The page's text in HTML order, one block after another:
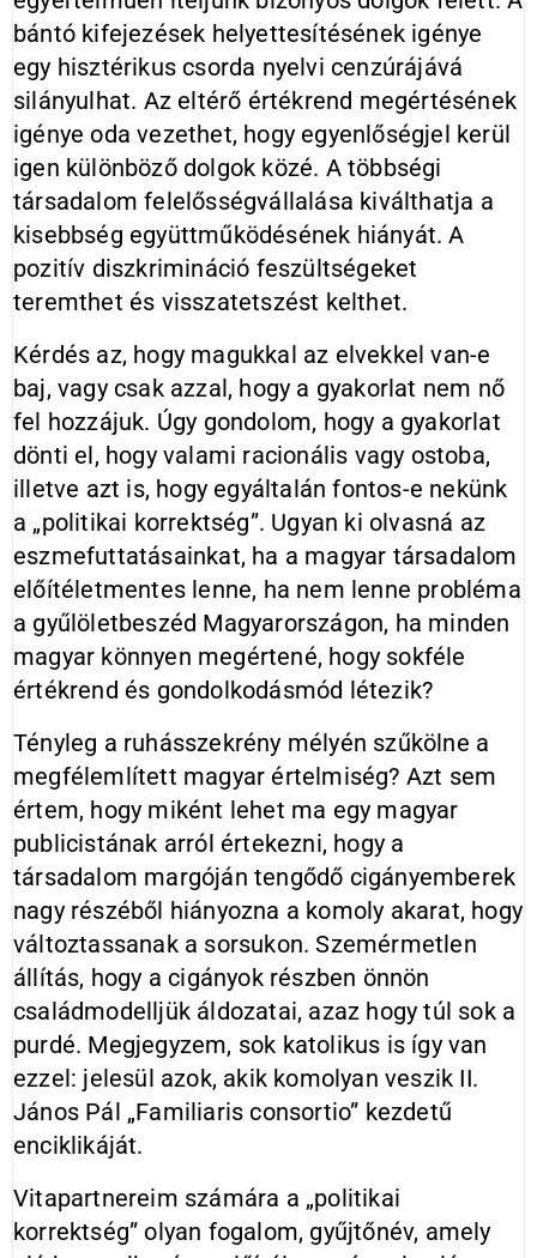
bántó kifejezések helyettesítésének igénye
egy hisztérikus csorda nyelvi cenzúrájává
silányulhat. Az eltérő értékrend megértésének
igénye oda vezethet, hogy egyenlőségjel kerül
igen különböző dolgok közé. A többségi
társadalom felelősségvállalása kiválthatja a
kisebbség együttműködésének hiányát. A
pozitív diszkrimináció feszültségeket
teremthet és visszatetszést kelthet.
Kérdés az, hogy magukkal az elvekkel van-e
baj, vagy csak azzal, hogy a gyakorlat nem nő
fel hozzájuk. Úgy gondolom, hogy a gyakorlat
dönti el, hogy valami racionális vagy ostoba,
illetve azt is, hogy egyáltalán fontos-e nekünk
a „politikai korrektség”. Ugyan ki olvasná az
eszmefuttatásainkat, ha a magyar társadalom
előítéletmentes lenne, ha nem lenne probléma
a gyűlöletbeszéd Magyarországon, ha minden
magyar könnyen megértené, hogy sokféle
értékrend és gondolkodásmód létezik?
Tényleg a ruhásszekrény mélyén szűkölne a
megfélemlített magyar értelmiség? Azt sem
értem, hogy miként lehet ma egy magyar
publicistának arról értekezni, hogy a
társadalom margóján tengődő cigányemberek
nagy részéből hiányozna a komoly akarat, hogy
változtassanak a sorsukon. Szemérmetlen
állítás, hogy a cigányok részben önnön
családmodelljük áldozatai, azaz hogy túl sok a
purdé. Megjegyzem, sok katolikus is így van
ezzel: jelesül azok, akik komolyan veszik II.
János Pál „Familiaris consortio” kezdetű
enciklikáját.
Vitapartnereim számára a „politikai
korrektség” olyan fogalom, gyűjtőnév, amely